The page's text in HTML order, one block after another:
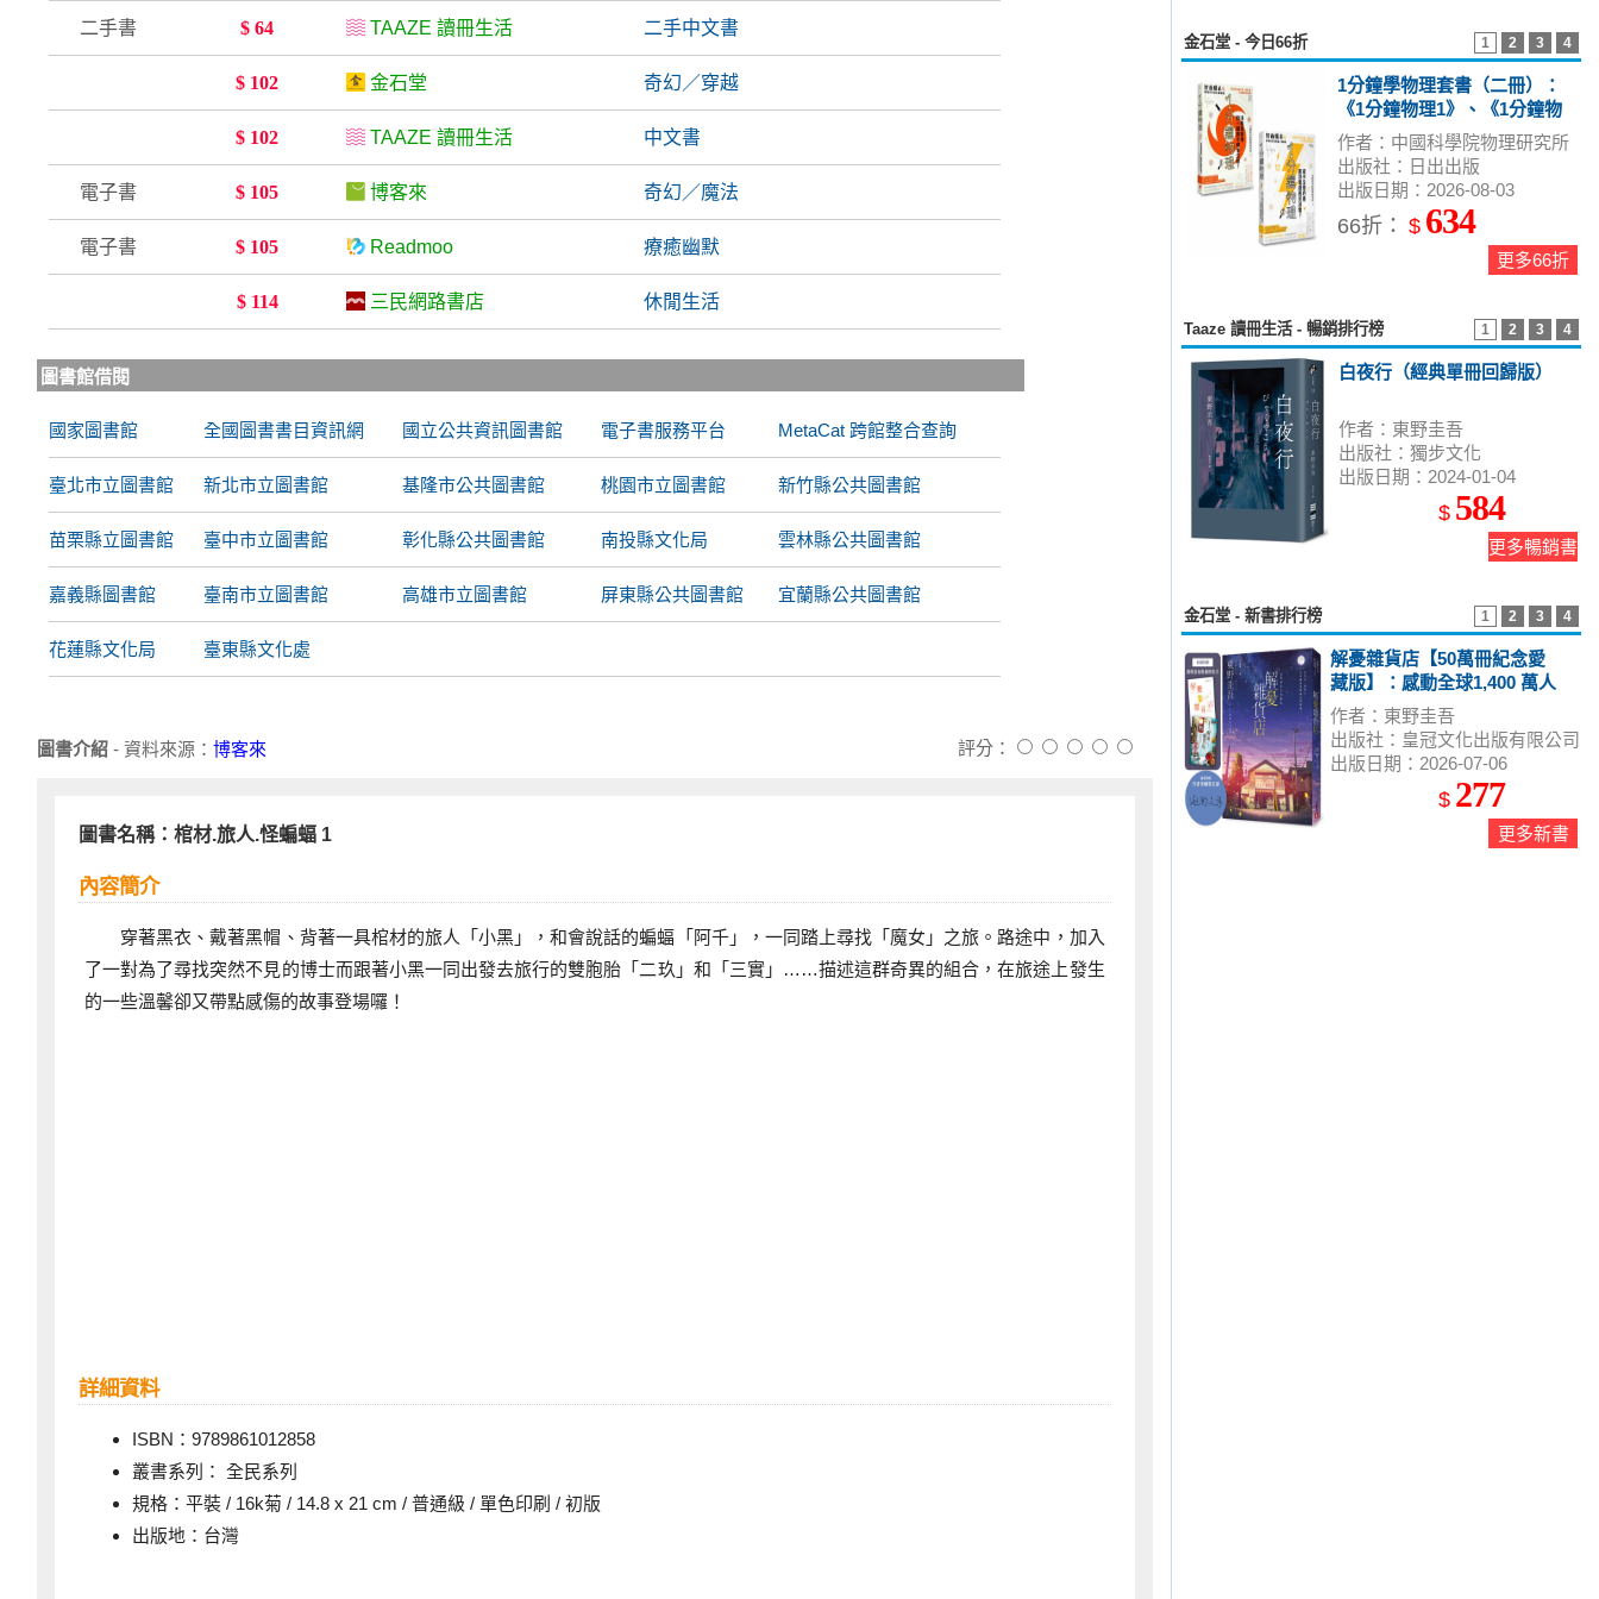
二手書 $ 64 TAAZE 讀冊生活 二手中文書
$ 102 金石堂 奇幻／穿越
$ 102 TAAZE 讀冊生活 中文書
電子書 $ 105 博客來 奇幻／魔法
電子書 $ 105 Readmoo 療癒幽默
$ 114 三民網路書店 休閒生活
圖書館借閱
國家圖書館 全國圖書書目資訊網 國立公共資訊圖書館 電子書服務平台 MetaCat 跨館整合查詢
臺北市立圖書館 新北市立圖書館 基隆市公共圖書館 桃園市立圖書館 新竹縣公共圖書館
苗栗縣立圖書館 臺中市立圖書館 彰化縣公共圖書館 南投縣文化局 雲林縣公共圖書館
嘉義縣圖書館 臺南市立圖書館 高雄市立圖書館 屏東縣公共圖書館 宜蘭縣公共圖書館
花蓮縣文化局 臺東縣文化處
圖書介紹 - 資料來源： 博客來 評分：
圖書名稱：棺材.旅人.怪蝙蝠 1
內容簡介
穿著黑衣、戴著黑帽、背著一具棺材的旅人「小黑」，和會說話的蝙蝠「阿千」，一同踏上尋找「魔女」之旅。路途中，加入
了一對為了尋找突然不見的博士而跟著小黑一同出發去旅行的雙胞胎「二玖」和「三實」……描述這群奇異的組合，在旅途上發生
的一些溫馨卻又帶點感傷的故事登場囉！
詳細資料
ISBN：9789861012858
叢書系列： 全民系列
規格：平裝 / 16k菊 / 14.8 x 21 cm / 普通級 / 單色印刷 / 初版
出版地：台灣
1 2 3 4
金石堂 - 今日66折
1分鐘學物理套書（二冊）：
《1分鐘物理1》、《1分鐘物
理2》
作者：中國科學院物理研究所
出版社：日出出版
出版日期：2026-08-03
66折： $ 634
更多66折
1 2 3 4
Taaze 讀冊生活 - 暢銷排行榜
白夜行（經典單冊回歸版）
作者：東野圭吾
出版社：獨步文化
出版日期：2024-01-04
$ 584
更多暢銷書
1 2 3 4
金石堂 - 新書排行榜
解憂雜貨店【50萬冊紀念愛
藏版】：感動全球1,400 萬人
的奇蹟之書，東野圭吾最令
人感動落淚的作品！（附首
刷限定特典「經典封面集錦
明信片」）
作者：東野圭吾
出版社：皇冠文化出版有限公司
出版日期：2026-07-06
$ 277
更多新書